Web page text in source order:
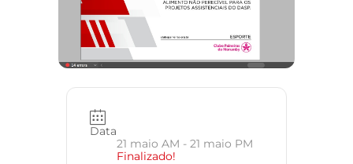
Data
21 maio AM - 21 maio PM
Finalizado!